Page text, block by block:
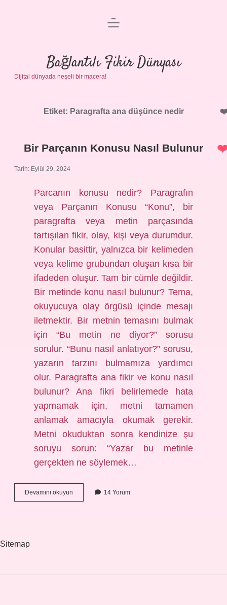
Anasayfa
Gizlilik Politikası
Yasal Uyarı
menüyü
Bağlantılı Fikir Dünyası
Dijital dünyada neşeli bir macera!
Etiket: Paragrafta ana düşünce nedir
Bir Parçanın Konusu Nasıl Bulunur
Tarih: Eylül 29, 2024
Parcanın konusu nedir? Paragrafın
veya Parçanın Konusu “Konu”, bir
paragrafta veya metin parçasında
tartışılan fikir, olay, kişi veya durumdur.
Konular basittir, yalnızca bir kelimeden
veya kelime grubundan oluşan kısa bir
ifadeden oluşur. Tam bir cümle değildir.
Bir metinde konu nasıl bulunur? Tema,
okuyucuya olay örgüsü içinde mesajı
iletmektir. Bir metnin temasını bulmak
için “Bu metin ne diyor?” sorusu
sorulur. “Bunu nasıl anlatıyor?” sorusu,
yazarın tarzını bulmamıza yardımcı
olur. Paragrafta ana fikir ve konu nasıl
bulunur? Ana fikri belirlemede hata
yapmamak için, metni tamamen
anlamak amacıyla okumak gerekir.
Metni okuduktan sonra kendinize şu
soruyu sorun: “Yazar bu metinle
gerçekten ne söylemek…
Devamını okuyun
Parçanın
14 Yorum
Sitemap